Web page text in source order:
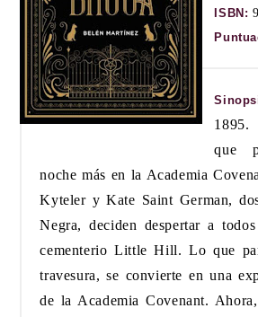
ISBN:
que
noche más en la Academia
Kyteler y Kate Saint German,
Negra, deciden despertar a
cementerio Little Hill. Lo que
travesura, se convierte en una
de la Academia Covenant.